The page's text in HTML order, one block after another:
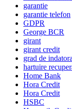
garantie
garantie telefon
GDPR
George BCR
girant
girant credit
grad de
hartuire
Home Bank
Hora Credit
Hora Credit
HSBC